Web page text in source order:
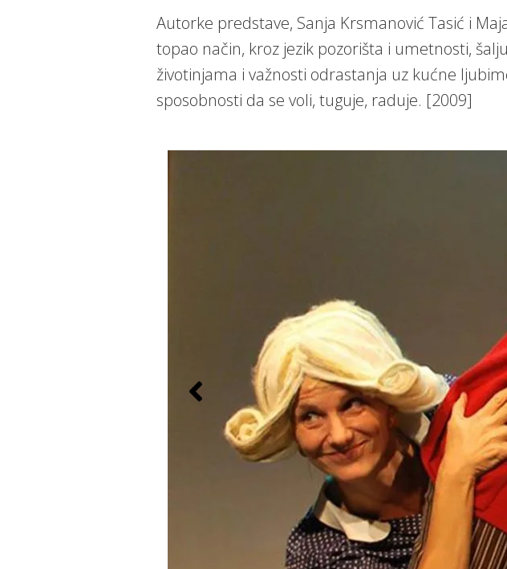
Autorke predstave, Sanja Krsmanović Tasić i
topao način, kroz jezik pozorišta i umetnosti,
životinjama i važnosti odrastanja uz kućne
sposobnosti da se voli, tuguje, raduje. [2009]